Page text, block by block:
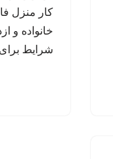
کار منزل
خانواده و
شرایط